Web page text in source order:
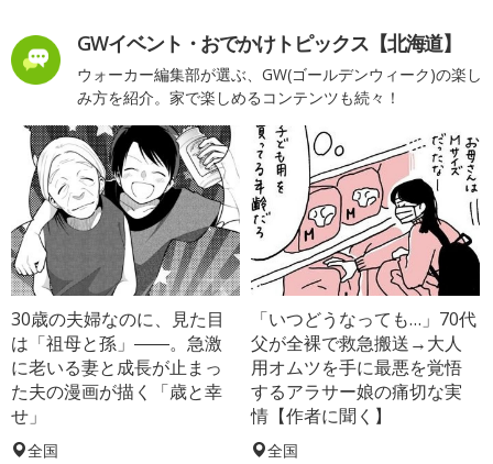
GWイベント・おでかけトピックス【北海道】
ウォーカー編集部が選ぶ、GW(ゴールデンウィーク)の楽し
み方を紹介。家で楽しめるコンテンツも続々！
30歳の夫婦なのに、見た目
は「祖母と孫」――。急激
に老いる妻と成長が止まっ
た夫の漫画が描く「歳と幸
せ」
全国
「いつどうなっても…」70代
父が全裸で救急搬送→大人
用オムツを手に最悪を覚悟
するアラサー娘の痛切な実
情【作者に聞く】
全国